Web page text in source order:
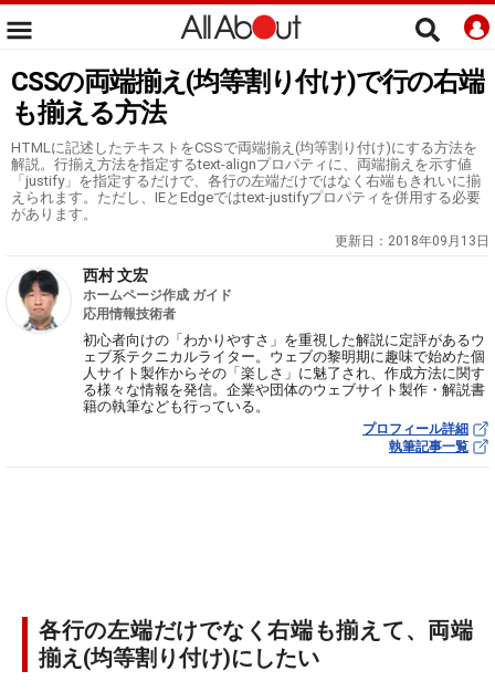
CSSの両端揃え(均等割り付け)で行の右端
も揃える方法
HTMLに記述したテキストをCSSで両端揃え(均等割り付け)にする方法を
解説。行揃え方法を指定するtext-alignプロパティに、両端揃えを示す値
「justify」を指定するだけで、各行の左端だけではなく右端もきれいに揃
えられます。ただし、IEとEdgeではtext-justifyプロパティを併用する必要
があります。
更新日： 2018年09月13日
西村 文宏
ホームページ作成 ガイド
応用情報技術者
初心者向けの「わかりやすさ」を重視した解説に定評があるウ
ェブ系テクニカルライター。ウェブの黎明期に趣味で始めた個
人サイト製作からその「楽しさ」に魅了され、作成方法に関す
る様々な情報を発信。企業や団体のウェブサイト製作・解説書
籍の執筆なども行っている。
プロフィール詳細
執筆記事一覧
各行の左端だけでなく右端も揃えて、両端
揃え(均等割り付け)にしたい